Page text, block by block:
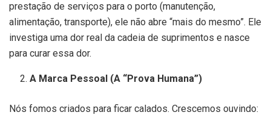
prestação de serviços para o porto (manutenção,
alimentação, transporte), ele não abre “mais do mesmo”. Ele
investiga uma dor real da cadeia de suprimentos e nasce
para curar essa dor.
A Marca Pessoal (A “Prova Humana”)
Nós fomos criados para ficar calados. Crescemos ouvindo: